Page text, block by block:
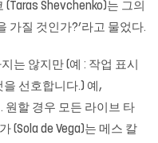
Shevchenko)는 그의
가질 것인가?’라고 물었다.
는 않지만 (예 : 작업 표시
선호합니다.) 예,
원할 경우 모든 라이브 타
(Sola de Vega)는 메스 칼